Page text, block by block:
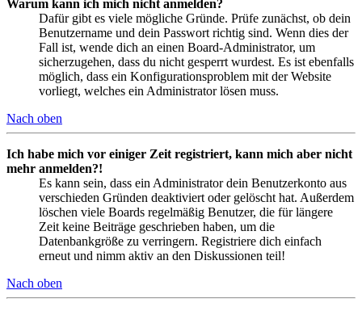
Warum kann ich mich nicht anmelden?
Dafür gibt es viele mögliche Gründe. Prüfe zunächst, ob dein
Benutzername und dein Passwort richtig sind. Wenn dies der
Fall ist, wende dich an einen Board-Administrator, um
sicherzugehen, dass du nicht gesperrt wurdest. Es ist ebenfalls
möglich, dass ein Konfigurationsproblem mit der Website
vorliegt, welches ein Administrator lösen muss.
Nach oben
Ich habe mich vor einiger Zeit registriert, kann mich aber nicht
mehr anmelden?!
Es kann sein, dass ein Administrator dein Benutzerkonto aus
verschieden Gründen deaktiviert oder gelöscht hat. Außerdem
löschen viele Boards regelmäßig Benutzer, die für längere
Zeit keine Beiträge geschrieben haben, um die
Datenbankgröße zu verringern. Registriere dich einfach
erneut und nimm aktiv an den Diskussionen teil!
Nach oben